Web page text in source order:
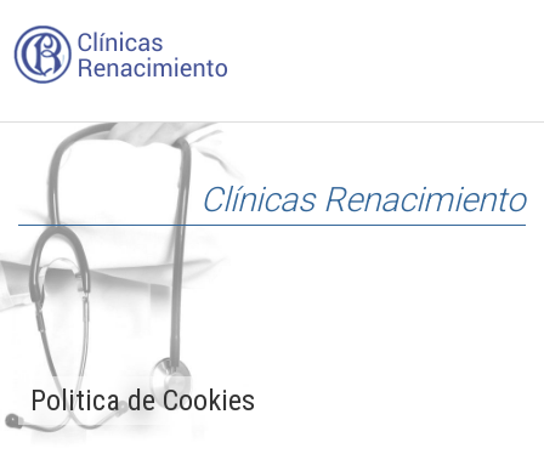
Clínicas Renacimiento
Politica de Cookies